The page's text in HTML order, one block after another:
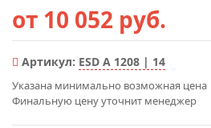
от 10 052 руб.
Артикул: ESD A 1208 | 14
Указана минимально возможная цена
Финальную цену уточнит менеджер